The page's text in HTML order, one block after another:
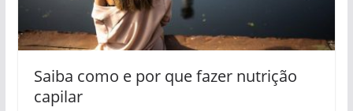
Saiba como e por que fazer nutrição
capilar